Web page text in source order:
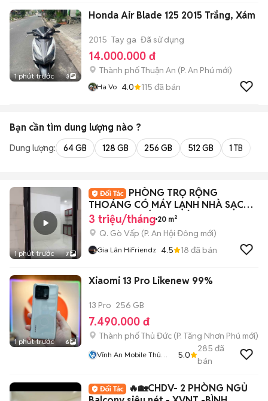
1 phút trước 3
Honda Air Blade 125 2015 Trắng, Xám
2015 Tay ga Đã sử dụng
14.000.000 đ
Thành phố Thuận An (P. An Phú mới)
Ha Vo 4.0 115 đã bán
Bạn cần tìm dung lượng nào ?
Dung lượng: 64 GB 128 GB 256 GB 512 GB 1 TB
1 phút trước 7
PHÒNG TRỌ RỘNG
THOÁNG CÓ MÁY LẠNH NHÀ SẠCH
SẼ NGAY THỐNG NHẤT
3 triệu/tháng 20 m²
Q. Gò Vấp (P. An Hội Đông mới)
Gia Lân HiFriendz 4.5 18 đã bán
1 phút trước 6
Xiaomi 13 Pro Likenew 99%
13 Pro 256 GB
7.490.000 đ
Thành phố Thủ Đức (P. Tăng Nhơn Phú mới)
Vĩnh An Mobile Thủ
5.0
285 đã
bán
🔥🏡CHDV- 2 PHÒNG NGỦ